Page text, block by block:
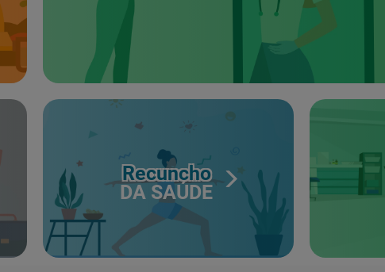
Recuncho
DA SAÚDE